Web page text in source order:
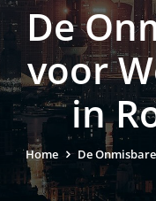
De
voor
in
Home De